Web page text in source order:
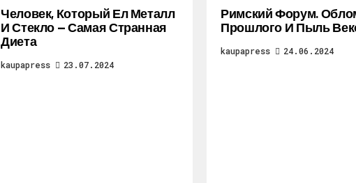
Человек, Который Ел Металл
И Стекло — Самая Странная
Диета
kaupapress 23.07.2024
Римский Форум.
Прошлого И Пыль
kaupapress 24.06.2024